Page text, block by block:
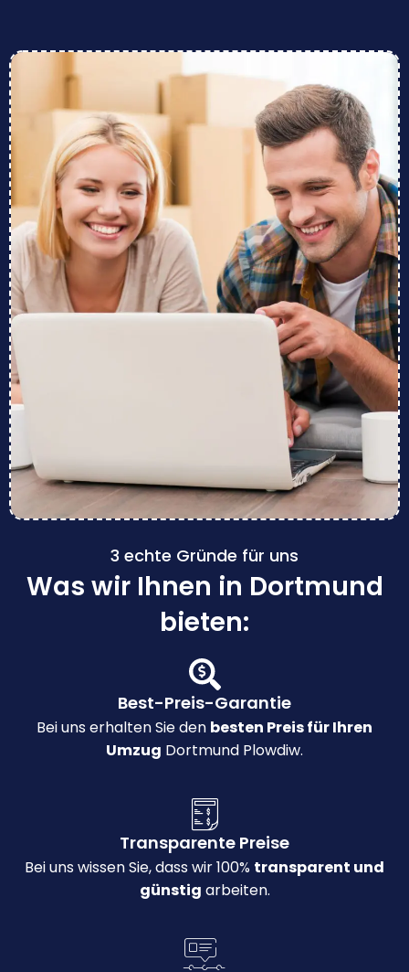
3 echte Gründe für uns
Was wir Ihnen in Dortmund
bieten:
Best-Preis-Garantie
Bei uns erhalten Sie den besten Preis für Ihren
Umzug Dortmund Plowdiw.
Transparente Preise
Bei uns wissen Sie, dass wir 100% transparent und
günstig arbeiten.